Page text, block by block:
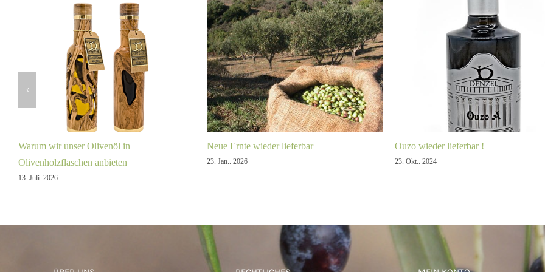
Warum wir unser Olivenöl in
Olivenholzflaschen anbieten
13. Juli. 2026
Neue Ernte wieder lieferbar
23. Jan.. 2026
Ouzo wieder lieferbar !
23. Okt.. 2024